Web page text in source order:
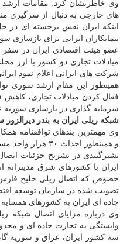
وی خاطرنشان كرد: مقامات ارشد
های خارجی به دنبال از سرگیری
اینكه ایران نقش برجسته ای
پیمانكاران ایرانی برای بازسازی
عضو هیئت اقتصادی ایران در سفر
مبادلات تجاری دو كشور با ارز
شركت های ایرانی اعلام نمود
همینطور این مقام ارشد سوری
فعال كردن مبادلات تجاری، كاهش
سرمایه گذاری در بازسازی سوریه
شبكه ریلی ایران به بندر
وی مهمترین بندهای توافقنامه
و همینطور احداث ۳۰ هزار واحد مسكونی در سوریه از جانب شركت های ایرانی ذكر كرد.
بشیرگنبدی در تشریح جزئیات
ایران با كشورهای شرق
خصوص كه اتصال ریلی خلیج فارس
تصویب شده در سازمان توسعه
جاده ای ایران به كشورهای
وی درباره مزایای اتصال شبكه
وابستگی به تجارت جاده ای و
سه كشور ایران، عراق و سوریه